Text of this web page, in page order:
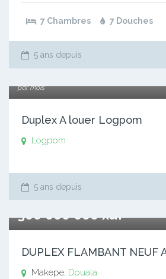
7 Chambres 7 Douches
5 ans depuis
par mois
Duplex A louer Logpom
Logpom
5 ans depuis
300 000 000 xaf
DUPLEX FLAMBANT NEUF
Makepe, Douala